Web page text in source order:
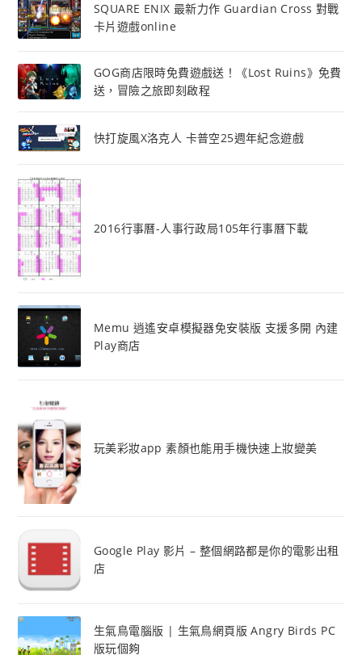
SQUARE ENIX 最新力作 Guardian Cross 對戰
卡片遊戲online
GOG商店限時免費遊戲送！《Lost Ruins》免費
送，冒險之旅即刻啟程
快打旋風X洛克人 卡普空25週年紀念遊戲
2016行事曆-人事行政局105年行事曆下載
Memu 逍遙安卓模擬器免安裝版 支援多開 內建
Play商店
玩美彩妝app 素顏也能用手機快速上妝變美
Google Play 影片 – 整個網路都是你的電影出租
店
生氣鳥電腦版 | 生氣鳥網頁版 Angry Birds PC
版玩個夠